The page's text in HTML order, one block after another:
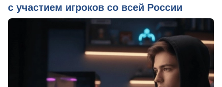
с участием игроков со всей России